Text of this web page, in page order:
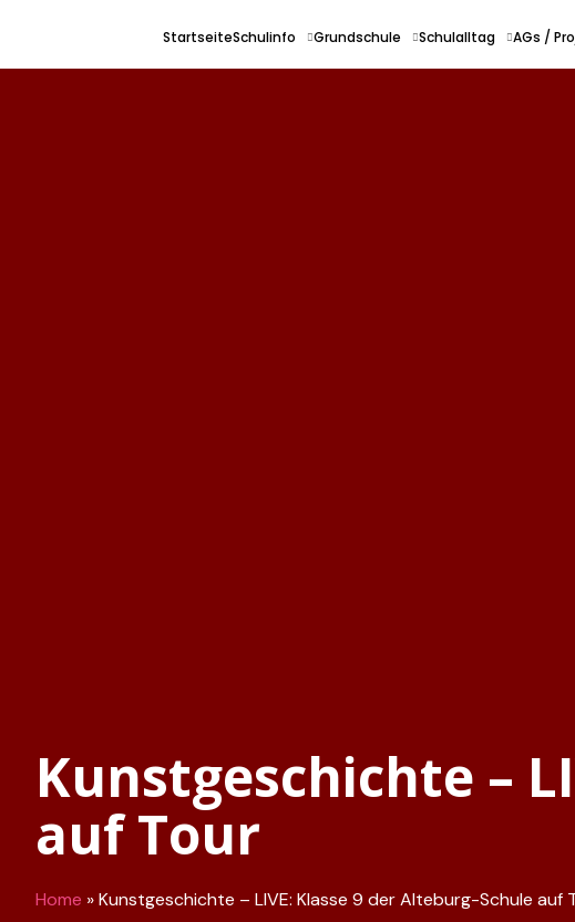
StartseiteSchulinfo Grundschule Schulalltag AGs /
Kunstgeschichte –
auf Tour
Home »Kunstgeschichte – LIVE: Klasse 9 der Alteburg-Schule auf